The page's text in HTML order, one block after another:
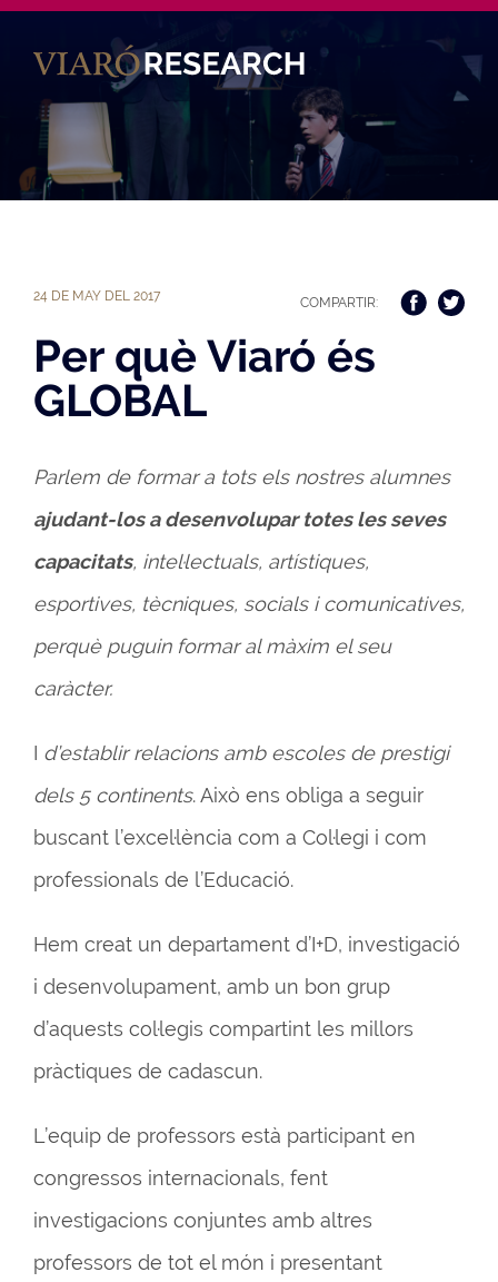
24 DE MAY DEL 2017 COMPARTIR:
Per què Viaró és
GLOBAL
Parlem de formar a tots els nostres alumnes
ajudant-los a desenvolupar totes les seves
capacitats, intel·lectuals, artístiques,
esportives, tècniques, socials i comunicatives,
perquè puguin formar al màxim el seu
caràcter.
I d’establir relacions amb escoles de prestigi
dels 5 continents. Això ens obliga a seguir
buscant l’excel·lència com a Col·legi i com
professionals de l’Educació.
Hem creat un departament d’I+D, investigació
i desenvolupament, amb un bon grup
d’aquests col·legis compartint les millors
pràctiques de cadascun.
L’equip de professors està participant en
congressos internacionals, fent
investigacions conjuntes amb altres
professors de tot el món i presentant